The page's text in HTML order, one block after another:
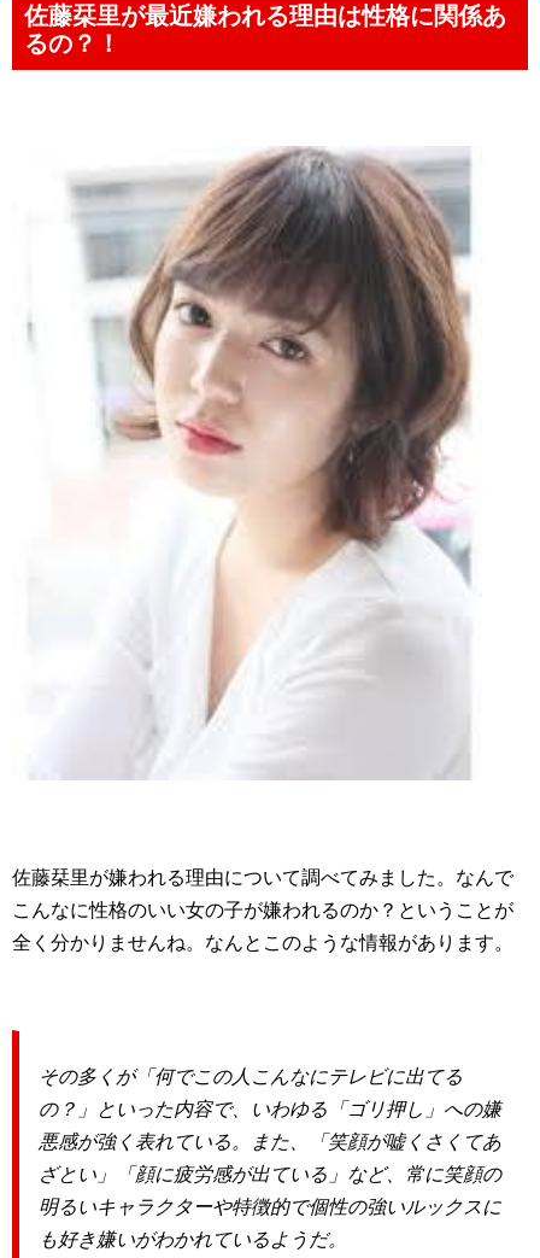
佐藤栞里が最近嫌われる理由は性格に関係あ
るの？！
佐藤栞里が嫌われる理由について調べてみました。なんで
こんなに性格のいい女の子が嫌われるのか？ということが
全く分かりませんね。なんとこのような情報があります。
その多くが「何でこの人こんなにテレビに出てる
の？」といった内容で、いわゆる「ゴリ押し」への嫌
悪感が強く表れている。また、「笑顔が嘘くさくてあ
ざとい」「顔に疲労感が出ている」など、常に笑顔の
明るいキャラクターや特徴的で個性の強いルックスに
も好き嫌いがわかれているようだ。